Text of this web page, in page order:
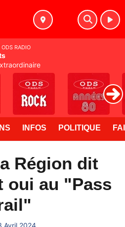
INFOS POLITIQUE
Région dit
oui au "Pass
Avril 2024
RADIO